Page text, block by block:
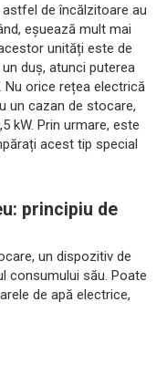
de încălzitoare au
eșuează mult mai
unități este de
duș, atunci puterea
Nu orice rețea electrică
un cazan de stocare,
kW. Prin urmare, este
acest tip special
principiu de
un dispozitiv de
consumului său. Poate
de apă electrice,